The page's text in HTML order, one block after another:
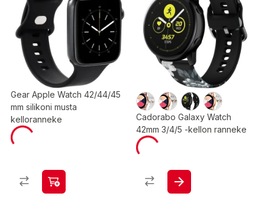
Gear Apple Watch 42/44/45
mm silikoni musta
kelloranneke
Cadorabo Galaxy Watch
42mm 3/4/5 -kellon ranneke